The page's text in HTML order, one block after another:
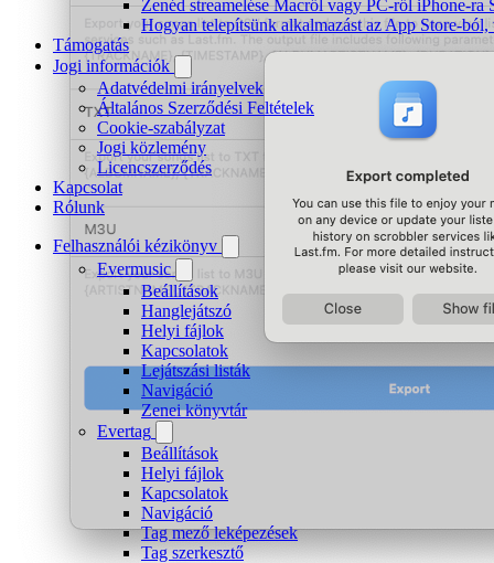
Zenéd streamelése Macről vagy PC-ről iPhone-ra
Hogyan telepítsünk alkalmazást az App Store-
Támogatás
Jogi információk
Adatvédelmi irányelvek
Általános Szerződési Feltételek
Cookie-szabályzat
Jogi közlemény
Licencszerződés
Kapcsolat
Rólunk
Felhasználói kézikönyv
Evermusic
Beállítások
Hanglejátszó
Helyi fájlok
Kapcsolatok
Lejátszási listák
Navigáció
Zenei könyvtár
Evertag
Beállítások
Helyi fájlok
Kapcsolatok
Navigáció
Tag mező leképezések
Tag szerkesztő